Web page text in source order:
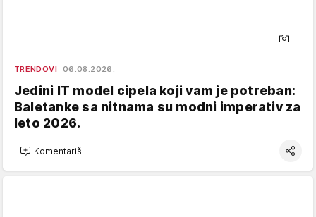
TRENDOVI 06.08.2026.
Jedini IT model cipela koji vam je potreban:
Baletanke sa nitnama su modni imperativ za
leto 2026.
Komentariši